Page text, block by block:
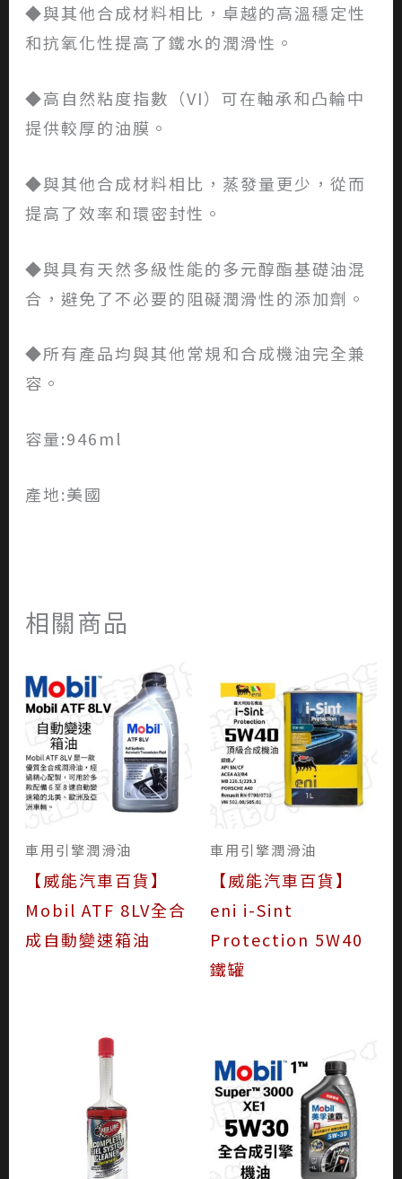
◆與其他合成材料相比，卓越的高溫穩定性
和抗氧化性提高了鐵水的潤滑性。
◆高自然粘度指數（VI）可在軸承和凸輪中
提供較厚的油膜。
◆與其他合成材料相比，蒸發量更少，從而
提高了效率和環密封性。
◆與具有天然多級性能的多元醇酯基礎油混
合，避免了不必要的阻礙潤滑性的添加劑。
◆所有產品均與其他常規和合成機油完全兼
容。
容量:946ml
產地:美國
相關商品
車用引擎潤滑油
【威能汽車百貨】
Mobil ATF 8LV全合
成自動變速箱油
車用引擎潤滑油
【威能汽車百貨】
eni i-Sint
Protection 5W40
鐵罐